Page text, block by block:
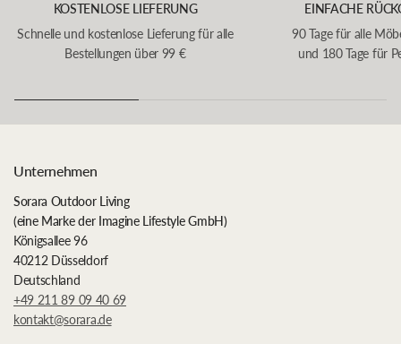
KOSTENLOSE LIEFERUNG
Schnelle und kostenlose Lieferung für alle
Bestellungen über 99 €
EINFACHE
90 Tage für alle
und 180 Tage für
Unternehmen
Sorara Outdoor Living
(eine Marke der Imagine Lifestyle GmbH)
Königsallee 96
40212 Düsseldorf
Deutschland
+49 211 89 09 40 69
kontakt@sorara.de